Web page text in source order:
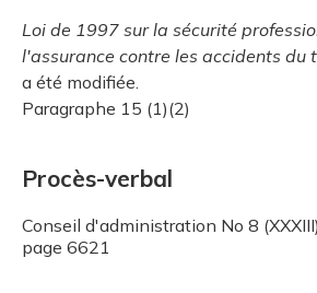
Loi de 1997 sur la sécurité
l'assurance contre les accidents du
a été modifiée.
Paragraphe 15 (1)(2)
Procès-verbal
Conseil d'administration No 8
page 6621